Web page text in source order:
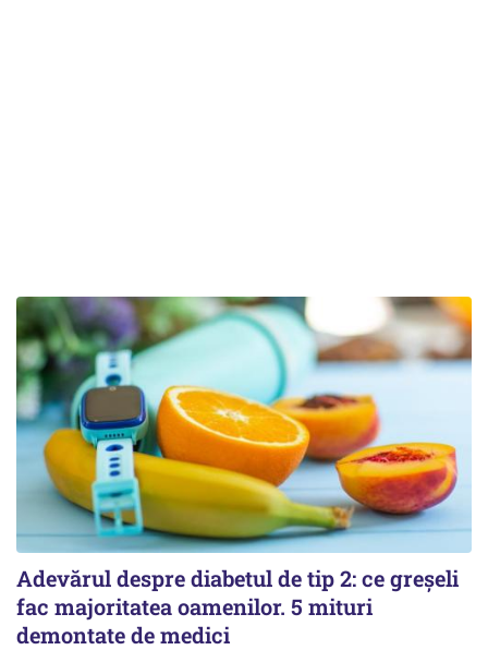
Adevărul despre diabetul de tip 2: ce greșeli
fac majoritatea oamenilor. 5 mituri
demontate de medici